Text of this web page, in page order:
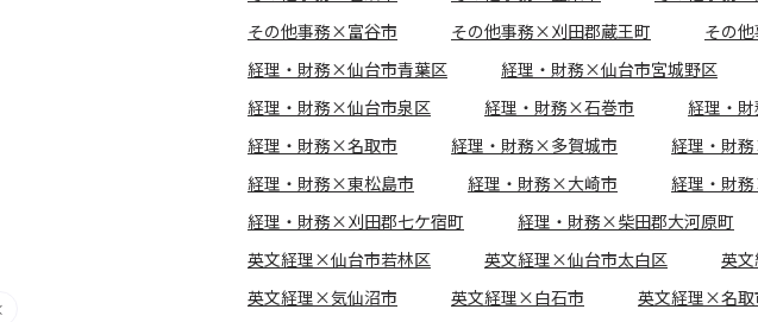
その他事務×富谷市
その他事務×刈田郡蔵王町 その
経理・財務×仙台市青葉区
経理・財務×仙台市宮城野区
経理・財務×仙台市泉区
経理・財務×石巻市 経理・
経理・財務×名取市
経理・財務×多賀城市 経理・財
経理・財務×東松島市
経理・財務×大崎市 経理・財
経理・財務×刈田郡七ケ宿町
経理・財務×柴田郡大河原町
英文経理×仙台市若林区
英文経理×仙台市太白区 英
英文経理×気仙沼市
英文経理×白石市 英文経理×名取